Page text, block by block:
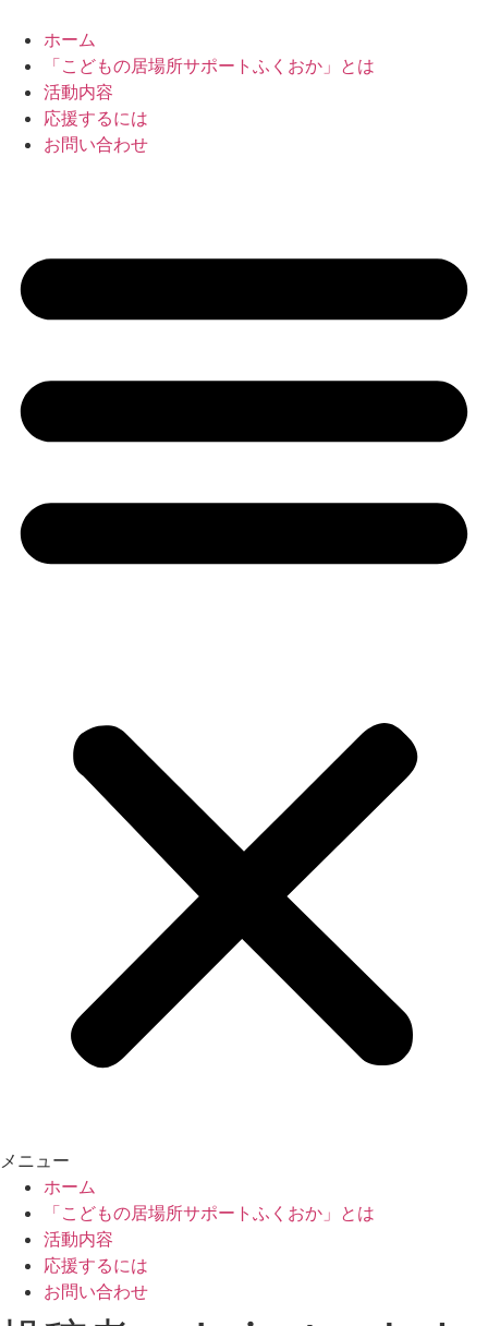
ホーム
「こどもの居場所サポートふくおか」とは
活動内容
応援するには
お問い合わせ
メニュー
ホーム
「こどもの居場所サポートふくおか」とは
活動内容
応援するには
お問い合わせ